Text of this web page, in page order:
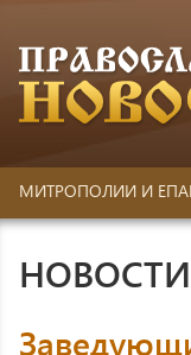
МИТРОПОЛИИ И